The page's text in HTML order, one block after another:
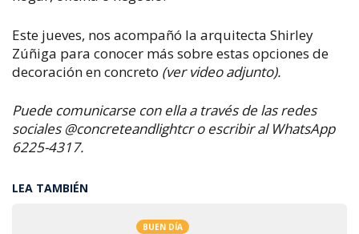
Este jueves, nos acompañó la arquitecta Shirley
Zúñiga para conocer más sobre estas opciones de
decoración en concreto (ver video adjunto).
Puede comunicarse con ella a través de las redes
sociales @concreteandlightcr o escribir al WhatsApp
6225-4317.
LEA TAMBIÉN
BUEN DÍA